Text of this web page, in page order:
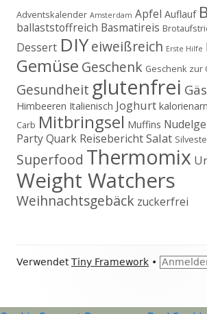
Adventskalender Amsterdam Apfel Auflauf
ballaststoffreich Basmatireis
Dessert DIYeiweißreich Erste Hilfe
Gemüse Geschenk Geschenk zur
Gesundheit glutenfrei
Himbeeren Italienisch Joghurt
Carb Mitbringsel Muffins
PartyQuark ReiseberichtSalat
Superfood Thermomix
Weight Watchers
Weihnachtsgebäck zuckerfrei
Footer
VerwendetTiny Framework •